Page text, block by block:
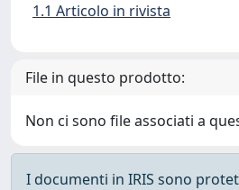
1.1 Articolo in rivista
File in questo prodotto:
Non ci sono file associati a
I documenti in IRIS sono